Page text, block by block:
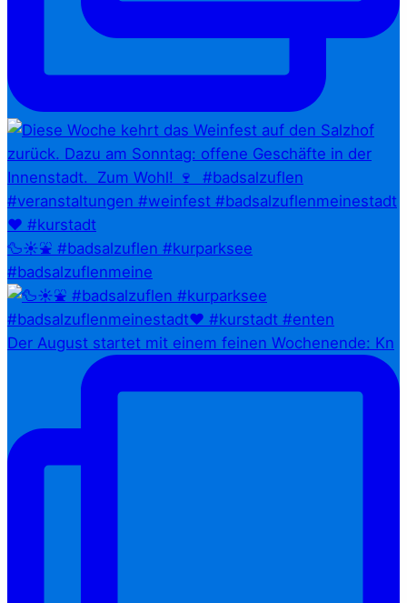
🦆☀️⛲ #badsalzuflen #kurparksee
#badsalzuflenmeine
Der August startet mit einem feinen Wochenende: Kn